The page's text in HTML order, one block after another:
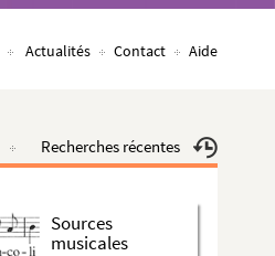
Actualités Contact Aide
Recherches récentes
Sources
musicales